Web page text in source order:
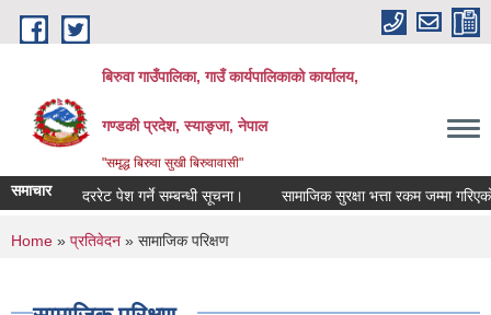
Skip to main content
बिरुवा गाउँपालिका, गाउँ कार्यपालिकाको कार्यालय,
गण्डकी प्रदेश, स्याङ्जा, नेपाल
"समृद्ध बिरुवा सुखी बिरुवावासी"
समाचार दररेट पेश गर्ने सम्बन्धी सूचना। सामाजिक सुरक्षा भत्ता रकम जम्मा गरिएको
You are here
Home » प्रतिवेदन » सामाजिक परिक्षण